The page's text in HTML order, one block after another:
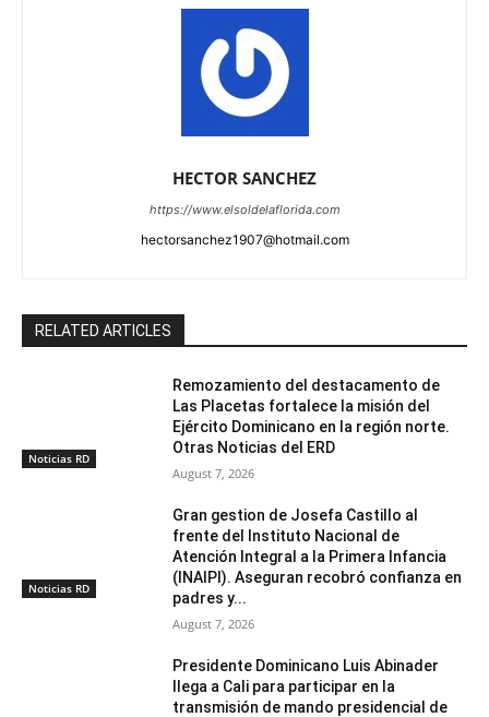
HECTOR SANCHEZ
https://www.elsoldelaflorida.com
hectorsanchez1907@hotmail.com
RELATED ARTICLES
Noticias RD
Remozamiento del destacamento de
Las Placetas fortalece la misión del
Ejército Dominicano en la región norte.
Otras Noticias del ERD
August 7, 2026
Noticias RD
Gran gestion de Josefa Castillo al
frente del Instituto Nacional de
Atención Integral a la Primera Infancia
(INAIPI). Aseguran recobró confianza en
padres y...
August 7, 2026
Presidente Dominicano Luis Abinader
llega a Cali para participar en la
transmisión de mando presidencial de